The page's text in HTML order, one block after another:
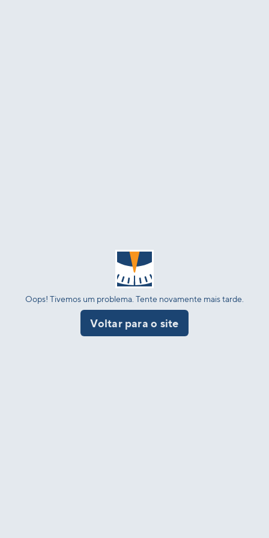
Oops! Tivemos um problema. Tente novamente mais tarde.
Voltar para o site